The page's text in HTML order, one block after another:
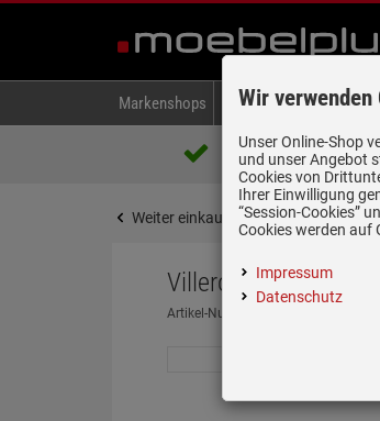
Markenshops Backen & Kochen
Über 85.000 positive
auf eBay, Amazon und
Weiter einkaufen Startseite
Villeroy & Boch
Artikel-Nummer:
Wir verwenden
Unser Online-Shop
und unser Angebot
Cookies von
Ihrer Einwilligung
“Session-Cookies”
Cookies werden auf
Impressum
Datenschutz